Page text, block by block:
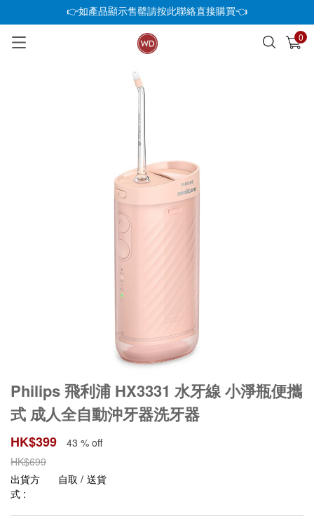
👉如產品顯示售罄請按此聯絡直接購買👈
0
已加入購物車 查看
Philips 飛利浦 HX3331 水牙線 小淨瓶便攜
式 成人全自動沖牙器洗牙器
HK$399
43 % off
HK$699
出貨方
式 :
自取 / 送貨